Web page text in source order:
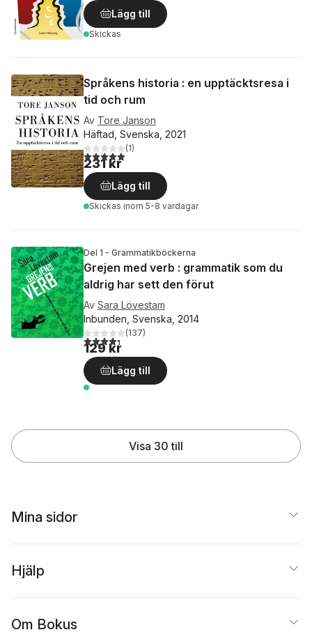
Lägg till
Skickas
Språkens historia : en upptäcktsresa i
tid och rum
Av Tore Janson
Häftad, Svenska, 2021
5,0utav 5 stjärnor. Totalt antal röster:
(1)
231 kr
Lägg till
Skickas inom 5-8 vardagar
Del 1 - Grammatikböckerna
Grejen med verb : grammatik som du
aldrig har sett den förut
Av Sara Lövestam
Inbunden, Svenska, 2014
4,3utav 5 stjärnor. Totalt antal röster:
(137)
129 kr
Lägg till
Visa 30 till
Mina sidor
Hjälp
Om Bokus